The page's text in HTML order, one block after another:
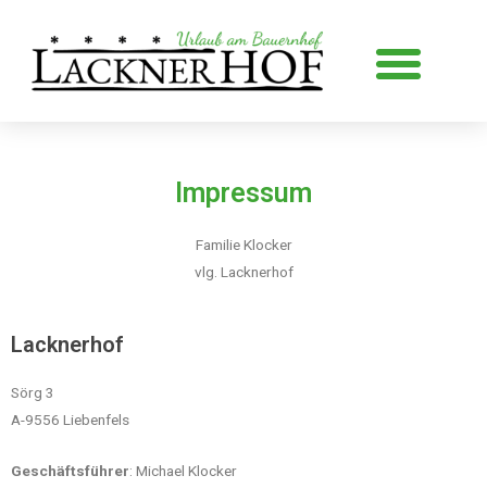
Impressum
Familie Klocker
vlg. Lacknerhof
Lacknerhof
Sörg 3
A-9556 Liebenfels
Geschäftsführer: Michael Klocker